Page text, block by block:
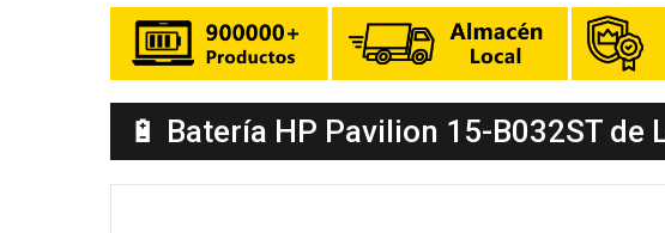
🔋 Batería HP Pavilion 15-B032ST